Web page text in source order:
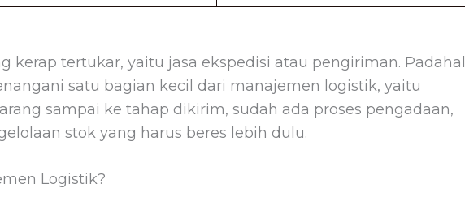
kerap tertukar, yaitu jasa ekspedisi atau pengiriman. Padahal
satu bagian kecil dari manajemen logistik, yaitu
sampai ke tahap dikirim, sudah ada proses pengadaan,
stok yang harus beres lebih dulu.
Logistik?